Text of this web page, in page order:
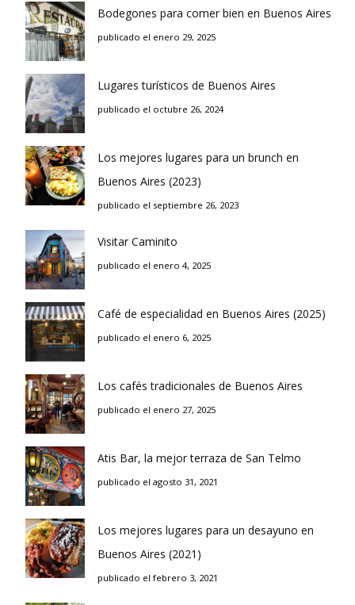
Bodegones para comer bien en Buenos Aires
publicado el enero 29, 2025
Lugares turísticos de Buenos Aires
publicado el octubre 26, 2024
Los mejores lugares para un brunch en
Buenos Aires (2023)
publicado el septiembre 26, 2023
Visitar Caminito
publicado el enero 4, 2025
Café de especialidad en Buenos Aires (2025)
publicado el enero 6, 2025
Los cafés tradicionales de Buenos Aires
publicado el enero 27, 2025
Atis Bar, la mejor terraza de San Telmo
publicado el agosto 31, 2021
Los mejores lugares para un desayuno en
Buenos Aires (2021)
publicado el febrero 3, 2021